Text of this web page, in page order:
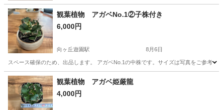
観葉植物 アガベNo.1②子株付き
6,000円
向ヶ丘遊園駅 8月6日
スペース確保のため、出品します。 アガベNo.1の中株です。サイズは写真をご参考
神奈川 川崎市 向ヶ丘遊園駅 その他
観葉植物 アガベ姫厳龍
4,000円